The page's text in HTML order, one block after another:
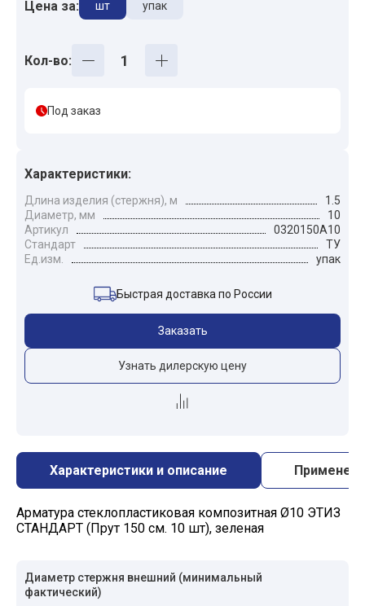
Цена за: шт упак
Кол-во:
Под заказ
Характеристики:
Длина изделия (стержня), м
1.5
Диаметр, мм
10
Артикул
0320150А10
Стандарт
ТУ
Ед.изм.
упак
Быстрая доставка по России
Заказать
Узнать дилерскую цену
Характеристики и описание
Арматура стеклопластиковая композитная Ø10 ЭТИЗ
СТАНДАРТ (Прут 150 см. 10 шт), зеленая
Диаметр стержня внешний (минимальный
фактический)